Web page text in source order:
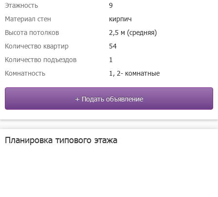
Этажность
9
Материал стен
кирпич
Высота потолков
2,5 м (средняя)
Количество квартир
54
Количество подъездов
1
Комнатность
1, 2- комнатные
+ Подать объявление
Планировка типового этажа